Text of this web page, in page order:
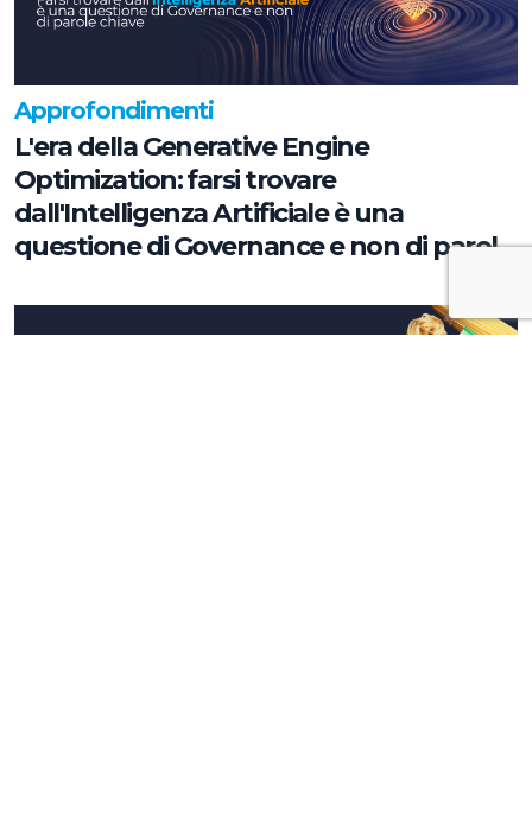
Approfondimenti
L'era della Generative Engine
Optimization: farsi trovare
dall'Intelligenza Artificiale è una
questione di Governance e non di parole